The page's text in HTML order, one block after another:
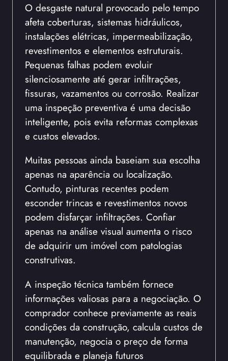
O desgaste natural provocado pelo tempo
afeta coberturas, sistemas hidráulicos,
instalações elétricas, impermeabilização,
revestimentos e elementos estruturais.
Pequenas falhas podem evoluir
silenciosamente até gerar infiltrações,
fissuras, vazamentos ou corrosão. Realizar
uma inspeção preventiva é uma decisão
inteligente, pois evita reformas complexas
e custos elevados.
Muitas pessoas ainda baseiam sua escolha
apenas na aparência ou localização.
Contudo, pinturas recentes podem
esconder trincas e revestimentos novos
podem disfarçar infiltrações. Confiar
apenas na análise visual aumenta o risco
de adquirir um imóvel com patologias
construtivas.
A inspeção técnica também fornece
informações valiosas para a negociação. O
comprador conhece previamente as reais
condições da construção, calcula custos de
manutenção, negocia o preço de forma
equilibrada e planeja futuros